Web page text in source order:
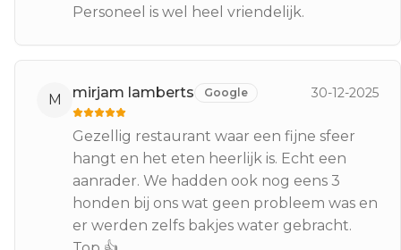
Personeel is wel heel vriendelijk.
M mirjam lamberts Google 30-12-2025
Gezellig restaurant waar een fijne sfeer
hangt en het eten heerlijk is. Echt een
aanrader. We hadden ook nog eens 3
honden bij ons wat geen probleem was en
er werden zelfs bakjes water gebracht.